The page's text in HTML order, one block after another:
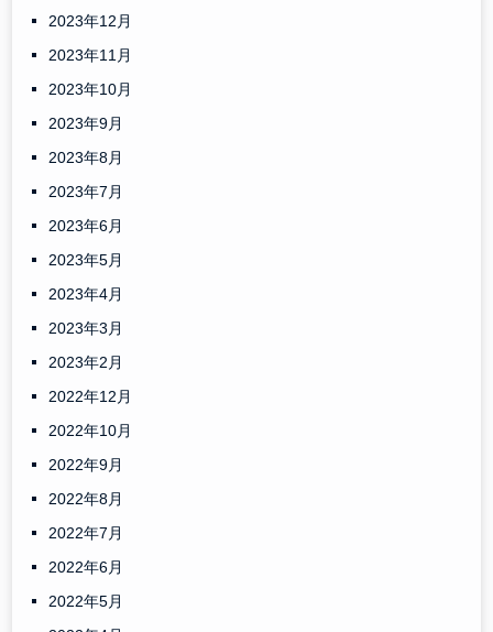
2023年12月
2023年11月
2023年10月
2023年9月
2023年8月
2023年7月
2023年6月
2023年5月
2023年4月
2023年3月
2023年2月
2022年12月
2022年10月
2022年9月
2022年8月
2022年7月
2022年6月
2022年5月